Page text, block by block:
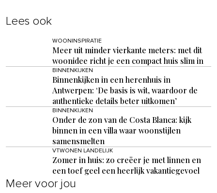
Lees ook
WOONINSPIRATIE
Meer uit minder vierkante meters: met dit
woonidee richt je een compact huis slim in
BINNENKIJKEN
Binnenkijken in een herenhuis in
Antwerpen: ‘De basis is wit, waardoor de
authentieke details beter uitkomen’
BINNENKIJKEN
Onder de zon van de Costa Blanca: kijk
binnen in een villa waar woonstijlen
samensmelten
VTWONEN LANDELIJK
Zomer in huis: zo creëer je met linnen en
een toef geel een heerlijk vakantiegevoel
Meer voor jou